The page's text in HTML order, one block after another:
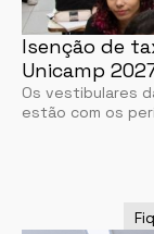
Isenção de
Unicamp
Os vestibulares
estão com os